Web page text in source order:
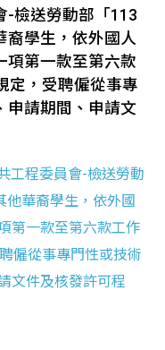
-檢送勞動部「113
裔學生，依外國人
項第一款至第六款
定，受聘僱從事專
申請期間、申請文
工程委員會-檢送勞動
華裔學生，依外國
第一款至第六款工作
僱從事專門性或技術
文件及核發許可程